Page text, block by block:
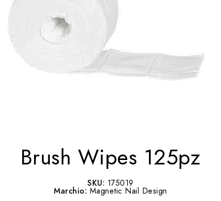
Brush Wipes 125pz
SKU: 175019
Marchio: Magnetic Nail Design